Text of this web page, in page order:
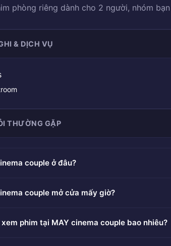
phòng riêng dành cho 2 người, nhóm bạn
& DỊCH VỤ
THƯỜNG GẶP
couple ở đâu?
couple mở cửa mấy giờ?
phim tại MAY cinema couple bao nhiêu?